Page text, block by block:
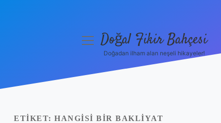
Yasal Uyarı
menüyüDoğal Fikir Bahçesi
Doğadan ilham alan neşeli hikayeler!
ETIKET: HANGISI BIR BAKLIYAT